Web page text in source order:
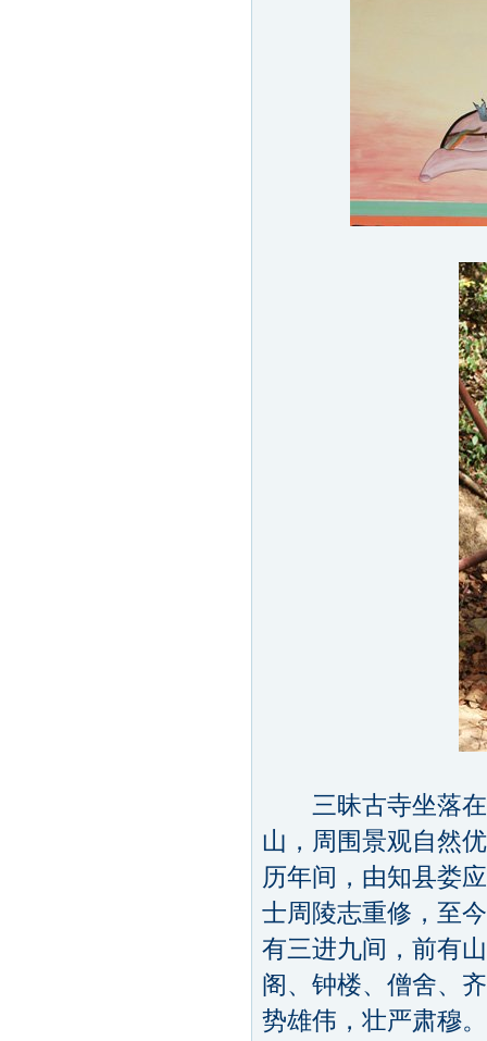
三昧古寺坐落在
山，周围景观自然
历年间，由知县娄
士周陵志重修，至
有三进九间，前有
阁、钟楼、僧舍、
势雄伟，壮严肃穆